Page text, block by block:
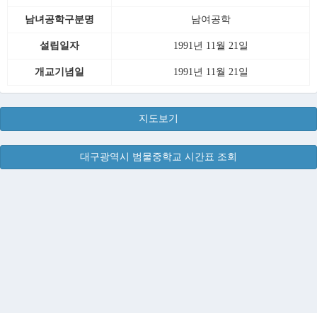
남녀공학구분명 남여공학
설립일자 1991년 11월 21일
개교기념일 1991년 11월 21일
지도보기
대구광역시 범물중학교 시간표 조회